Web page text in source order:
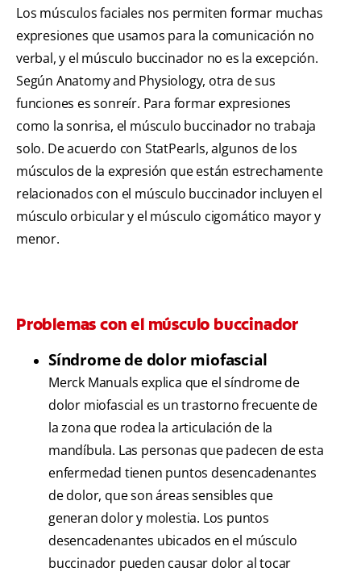
Los músculos faciales nos permiten formar muchas
expresiones que usamos para la comunicación no
verbal, y el músculo buccinador no es la excepción.
Según Anatomy and Physiology, otra de sus
funciones es sonreír. Para formar expresiones
como la sonrisa, el músculo buccinador no trabaja
solo. De acuerdo con StatPearls, algunos de los
músculos de la expresión que están estrechamente
relacionados con el músculo buccinador incluyen el
músculo orbicular y el músculo cigomático mayor y
menor.
Problemas con el músculo buccinador
Síndrome de dolor miofascial
Merck Manuals explica que el síndrome de
dolor miofascial es un trastorno frecuente de
la zona que rodea la articulación de la
mandíbula. Las personas que padecen de esta
enfermedad tienen puntos desencadenantes
de dolor, que son áreas sensibles que
generan dolor y molestia. Los puntos
desencadenantes ubicados en el músculo
buccinador pueden causar dolor al tocar